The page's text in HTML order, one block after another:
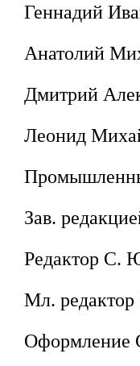
Геннадий
Анатолий
Дмитрий
Леонид
Зав.
Редактор С.
Мл. редактор
Оформление